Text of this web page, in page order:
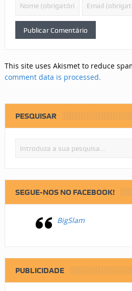
This site uses Akismet to reduce
comment data is processed.
PESQUISAR
SEGUE-NOS NO FACEBOOK!
BigSlam
PUBLICIDADE